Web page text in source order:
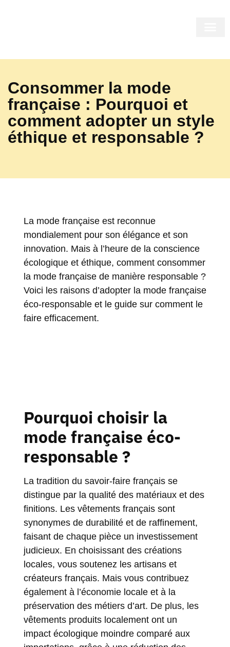
Consommer la mode
française : Pourquoi et
comment adopter un style
éthique et responsable ?
La mode française est reconnue
mondialement pour son élégance et son
innovation. Mais à l’heure de la conscience
écologique et éthique, comment consommer
la mode française de manière responsable ?
Voici les raisons d’adopter la mode française
éco-responsable et le guide sur comment le
faire efficacement.
Pourquoi choisir la
mode française éco-
responsable ?
La tradition du savoir-faire français se
distingue par la qualité des matériaux et des
finitions. Les vêtements français sont
synonymes de durabilité et de raffinement,
faisant de chaque pièce un investissement
judicieux. En choisissant des créations
locales, vous soutenez les artisans et
créateurs français. Mais vous contribuez
également à l’économie locale et à la
préservation des métiers d’art. De plus, les
vêtements produits localement ont un
impact écologique moindre comparé aux